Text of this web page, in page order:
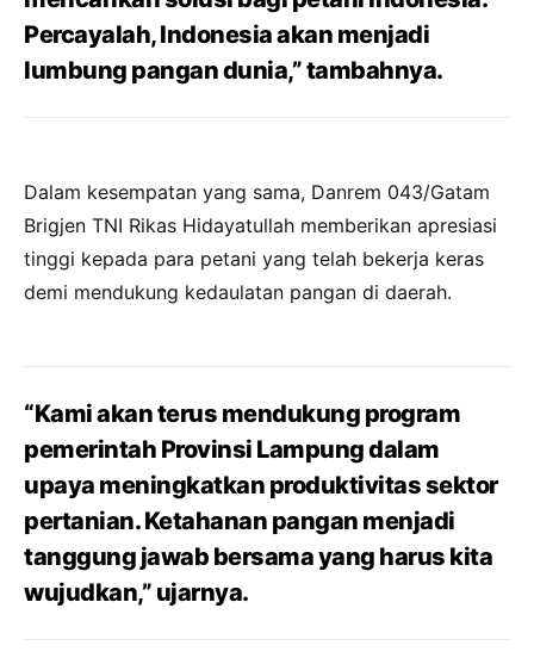
Percayalah, Indonesia akan menjadi
lumbung pangan dunia,” tambahnya.
Dalam kesempatan yang sama, Danrem 043/Gatam
Brigjen TNI Rikas Hidayatullah memberikan apresiasi
tinggi kepada para petani yang telah bekerja keras
demi mendukung kedaulatan pangan di daerah.
“Kami akan terus mendukung program
pemerintah Provinsi Lampung dalam
upaya meningkatkan produktivitas sektor
pertanian. Ketahanan pangan menjadi
tanggung jawab bersama yang harus kita
wujudkan,” ujarnya.